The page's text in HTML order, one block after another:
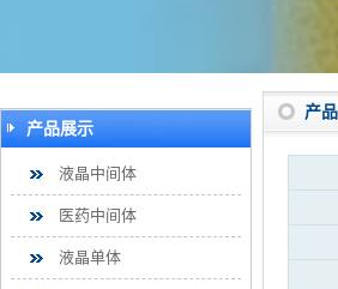
产品展示
液晶中间体
医药中间体
液晶单体
产